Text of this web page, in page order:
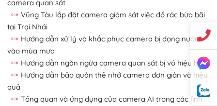
camera quan sát
Vũng Tàu lắp đặt camera giám sát việc đổ rác bừa bãi
tại Trại Nhái
Hướng dẫn xử lý và khắc phục camera bị đọng nước
vào mùa mưa
Hướng dẫn ngăn ngừa camera quan sát bị vô hiệu hóa
Hướng dẫn bảo quản thẻ nhớ camera đơn giản và hiệu
quả
Tổng quan và ứng dụng của camera AI trong các lĩnh